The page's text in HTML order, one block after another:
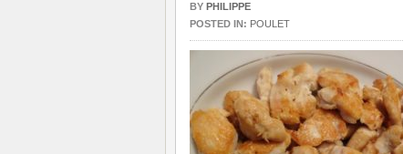
BY PHILIPPE
POSTED IN: POULET